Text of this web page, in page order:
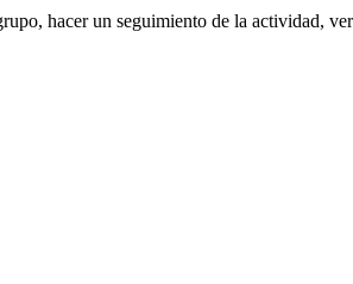
hacer un seguimiento de la actividad,